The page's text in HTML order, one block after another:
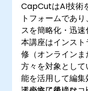
CapCutはAI技術
トフォームであ
スを簡略化・迅速
本講座はインス
修（オンライン
方々を対象とし
能を活用して編